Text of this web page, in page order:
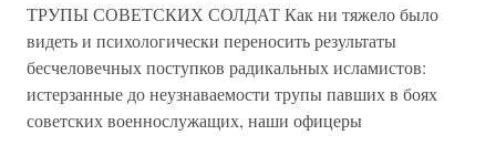
ТРУПЫ СОВЕТСКИХ СОЛДАТ Как ни тяжело было
видеть и психологически переносить результаты
бесчеловечных поступков радикальных исламистов:
истерзанные до неузнаваемости трупы павших в боях
советских военнослужащих, наши офицеры